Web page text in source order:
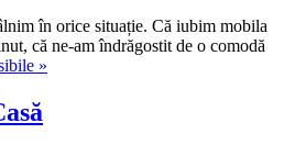
în orice situație. Că iubim mobila
că ne-am îndrăgostit de o comodă
»